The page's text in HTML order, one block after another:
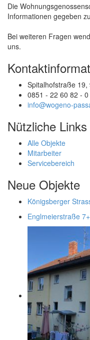
Die
Informationen gegeben
Bei weiteren Fragen
uns.
Spitalhofstraße 19,
0851 - 22 60 82 - 0
info@wogeno-
Nützliche Links
Alle Objekte
Mitarbeiter
Servicebereich
Neue Objekte
Königsberger
Englmeierstraße 7+